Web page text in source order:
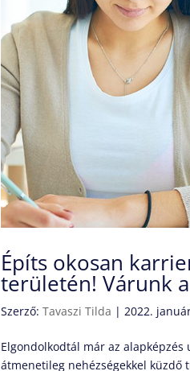
Építs okosan
területén! Várunk a
Szerző:Tavaszi Tilda |2022.
Elgondolkodtál már az
átmenetileg nehézségekkel